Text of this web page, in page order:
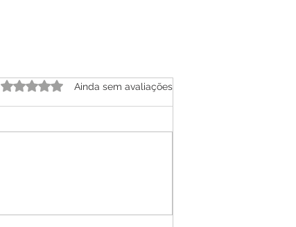
Avaliado com 0 de 5 estrelas.
Ainda sem avaliações